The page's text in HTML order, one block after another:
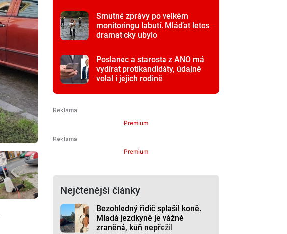
Smutné zprávy po velkém
monitoringu labutí. Mláďat letos
dramaticky ubylo
Poslanec a starosta z ANO má
vydírat protikandidáty, údajně
volal i jejich rodině
Premium
Premium
Nejčtenější články
Bezohledný řidič splašil koně.
Mladá jezdkyně je vážně
zraněná, kůň nepřežil